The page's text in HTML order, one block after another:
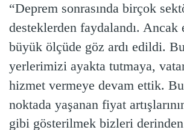
“Deprem sonrasında birçok
desteklerden faydalandı. Ancak
büyük ölçüde göz ardı edildi.
yerlerimizi ayakta tutmaya,
hizmet vermeye devam ettik.
noktada yaşanan fiyat
gibi gösterilmek bizleri